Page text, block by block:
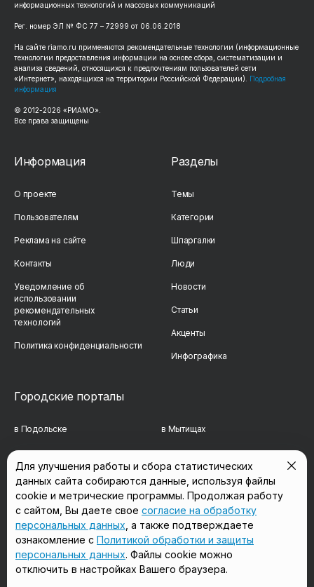
информационных технологий и массовых коммуникаций
Рег. номер ЭЛ № ФС 77 – 72999 от 06.06.2018
На сайте riamo.ru применяются рекомендательные технологии (информационные
технологии предоставления информации на основе сбора, систематизации и
анализа сведений, относящихся к предпочтениям пользователей сети
«Интернет», находящихся на территории Российской Федерации). Подробная
информация
© 2012-2026 «РИАМО».
Все права защищены
Информация
О проекте
Пользователям
Реклама на сайте
Контакты
Уведомление об
использовании
рекомендательных
технологий
Политика конфиденциальности
Разделы
Темы
Категории
Шпаргалки
Люди
Новости
Статьи
Акценты
Инфографика
Городские порталы
в Подольске в Мытищах
в Сергиевом Посаде в Люберцах
в Красногорске в Королёве
в Домодедово в Щёлково
Мы в соцсетях
Для улучшения работы и сбора статистических
данных сайта собираются данные, используя файлы
cookie и метрические программы. Продолжая работу
с сайтом, Вы даете свое согласие на обработку
персональных данных , а также подтверждаете
ознакомление с Политикой обработки и защиты
персональных данных. Файлы cookie можно
отключить в настройках Вашего браузера.